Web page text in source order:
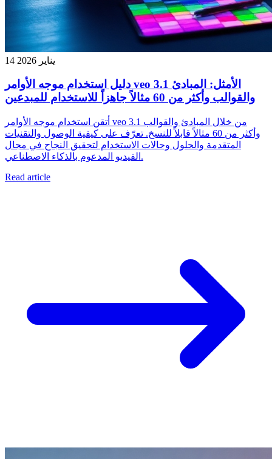
14 يناير 2026
دليل استخدام موجه الأوامر veo 3.1 الأمثل: المبادئ
والقوالب وأكثر من 60 مثالاً جاهزاً للاستخدام للمبدعين
أتقن استخدام موجه الأوامر veo 3.1 من خلال المبادئ والقوالب
وأكثر من 60 مثالاً قابلاً للنسخ. تعرّف على كيفية الوصول والتقنيات
المتقدمة والحلول وحالات الاستخدام لتحقيق النجاح في مجال
الفيديو المدعوم بالذكاء الاصطناعي.
Read article